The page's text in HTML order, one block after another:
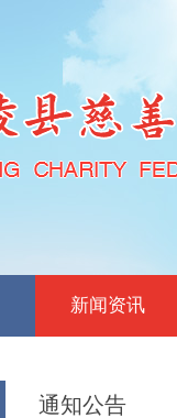
新闻资讯
通知公告